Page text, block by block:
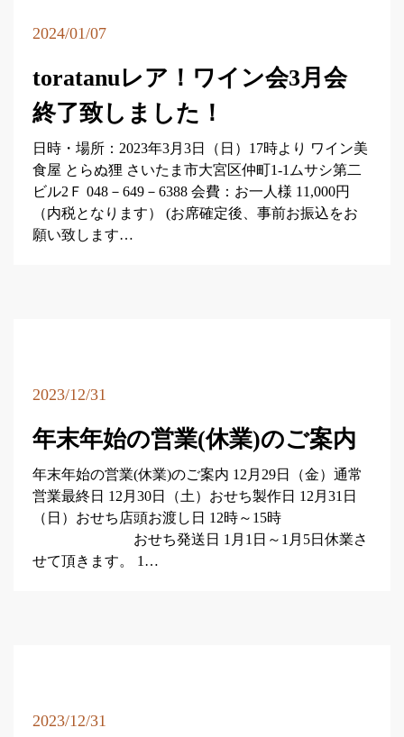
2024/01/07
toratanuレア！ワイン会3月会
終了致しました！
日時・場所：2023年3月3日（日）17時より ワイン美
食屋 とらぬ狸 さいたま市大宮区仲町1-1ムサシ第二
ビル2Ｆ 048－649－6388 会費：お一人様 11,000円
（内税となります） (お席確定後、事前お振込をお
願い致します…
2023/12/31
年末年始の営業(休業)のご案内
年末年始の営業(休業)のご案内 12月29日（金）通常
営業最終日 12月30日（土）おせち製作日 12月31日
（日）おせち店頭お渡し日 12時～15時
おせち発送日 1月1日～1月5日休業さ
せて頂きます。 1…
2023/12/31